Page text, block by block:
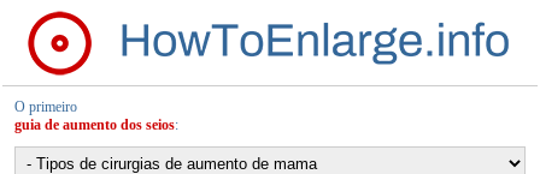
O primeiro
guia de aumento dos seios: